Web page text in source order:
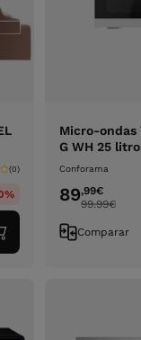
(0)
Micro-ondas
G WH 25
Conforama
89,99€
99.99€
Comparar